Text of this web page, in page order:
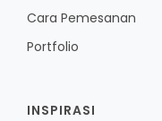
Cara Pemesanan
Portfolio
INSPIRASI